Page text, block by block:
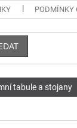
PODMÍNKY
tabule a stojany